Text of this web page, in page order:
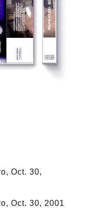
Oct. 30,
Oct. 30, 2001